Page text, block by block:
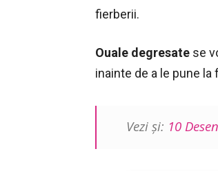
fierberii.
Ouale degresate se
inainte de a le pune la
Vezi şi: 10